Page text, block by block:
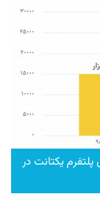
پلتفرم یکتانت در